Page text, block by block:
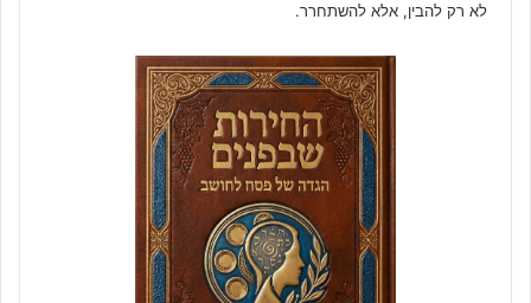
לא רק להבין, אלא להשתחרר.